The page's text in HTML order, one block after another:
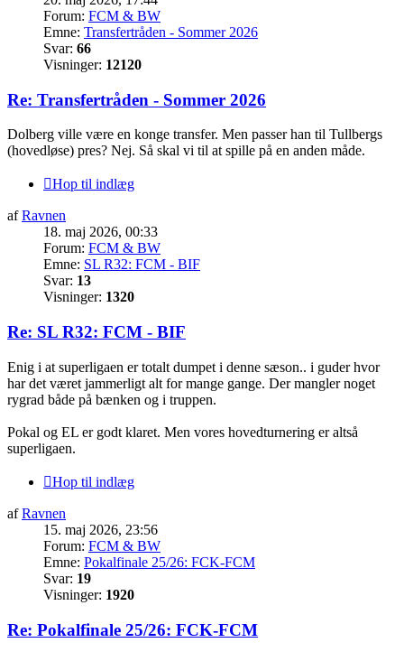
Forum: FCM & BW
Emne: Transfertråden - Sommer 2026
Svar: 66
Visninger: 12120
Re: Transfertråden - Sommer 2026
Dolberg ville være en konge transfer. Men passer han til Tullbergs
(hovedløse) pres? Nej. Så skal vi til at spille på en anden måde.
Hop til indlæg
afRavnen
18. maj 2026, 00:33
Forum: FCM & BW
Emne: SL R32: FCM - BIF
Svar: 13
Visninger: 1320
Re: SL R32: FCM - BIF
Enig i at superligaen er totalt dumpet i denne sæson.. i guder hvor
har det været jammerligt alt for mange gange. Der mangler noget
rygrad både på bænken og i truppen.
Pokal og EL er godt klaret. Men vores hovedturnering er altså
superligaen.
Hop til indlæg
afRavnen
15. maj 2026, 23:56
Forum: FCM & BW
Emne: Pokalfinale 25/26: FCK-FCM
Svar: 19
Visninger: 1920
Re: Pokalfinale 25/26: FCK-FCM